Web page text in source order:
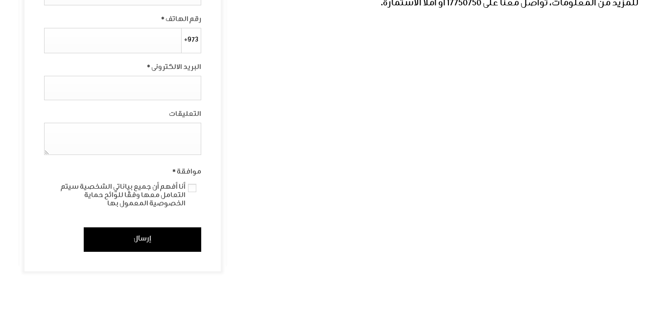
للمزيد من المعلومات، تواصل معنا على 17750750 أو املأ الاستمارة.
رقم الهاتف *
+973
البريد الالكترونى *
التعليقات
موافقة *
أنا أفهم أن جميع بياناتي الشخصية سيتم
التعامل معها وفقًا للوائح حماية
الخصوصية المعمول بها
إرسال